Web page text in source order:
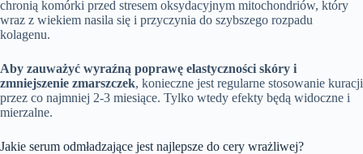
chronią komórki przed stresem oksydacyjnym mitochondriów, który
wraz z wiekiem nasila się i przyczynia do szybszego rozpadu
kolagenu.
Aby zauważyć wyraźną poprawę elastyczności skóry i
zmniejszenie zmarszczek, konieczne jest regularne stosowanie kuracji
przez co najmniej 2-3 miesiące. Tylko wtedy efekty będą widoczne i
mierzalne.
Jakie serum odmładzające jest najlepsze do cery wrażliwej?